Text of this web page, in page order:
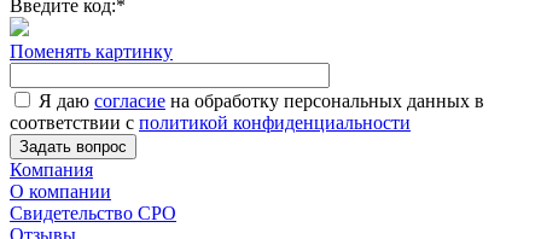
Введите код:*
Поменять картинку
Я даю согласие на обработку персональных данных в
соответствии с политикой конфиденциальности
Задать вопрос
Компания
О компании
Свидетельство СРО
Отзывы